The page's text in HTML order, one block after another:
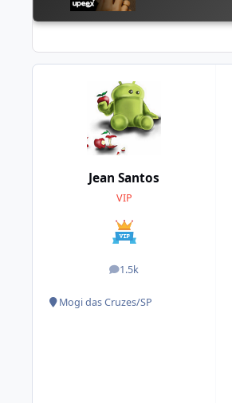
Jean Santos
VIP
1.5k
posts
Mogi das Cruzes/SP